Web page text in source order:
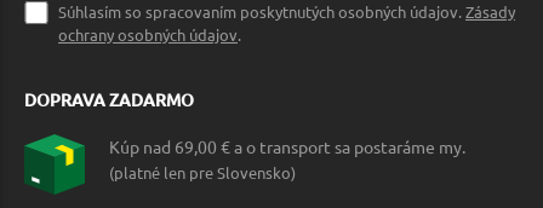
Súhlasím so spracovaním poskytnutých osobných údajov.Zásady
ochrany osobných údajov.
DOPRAVA ZADARMO
Kúp nad 69,00 € a o transport sa postaráme my.
(platné len pre Slovensko)